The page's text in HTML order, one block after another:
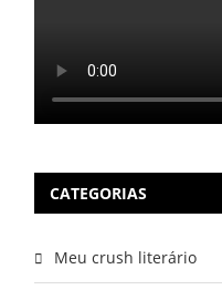
CATEGORIAS
Meu crush literário